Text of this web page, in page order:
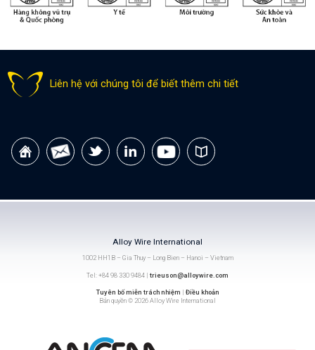
Liên hệ với chúng tôi để biết thêm chi tiết
Alloy Wire International
1002 HH1B – Gia Thuy – Long Bien – Hanoi – Vietnam
Tel: +84 98 330 9484 | trieuson@alloywire.com
Tuyên bố miễn trách nhiệm
Điều khoản
Bản quyền © 2026 Alloy Wire International